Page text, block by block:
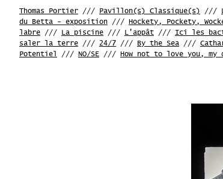
Thomas Portier /// Pavillon(s) Classique(s) ///
du Betta - exposition /// Hockety, Pockety,
labre /// La piscine /// L'appât /// Ici les
saler la terre /// 24/7 /// By the Sea ///
Potentiel
/// NO/SE /// How not to love you, my